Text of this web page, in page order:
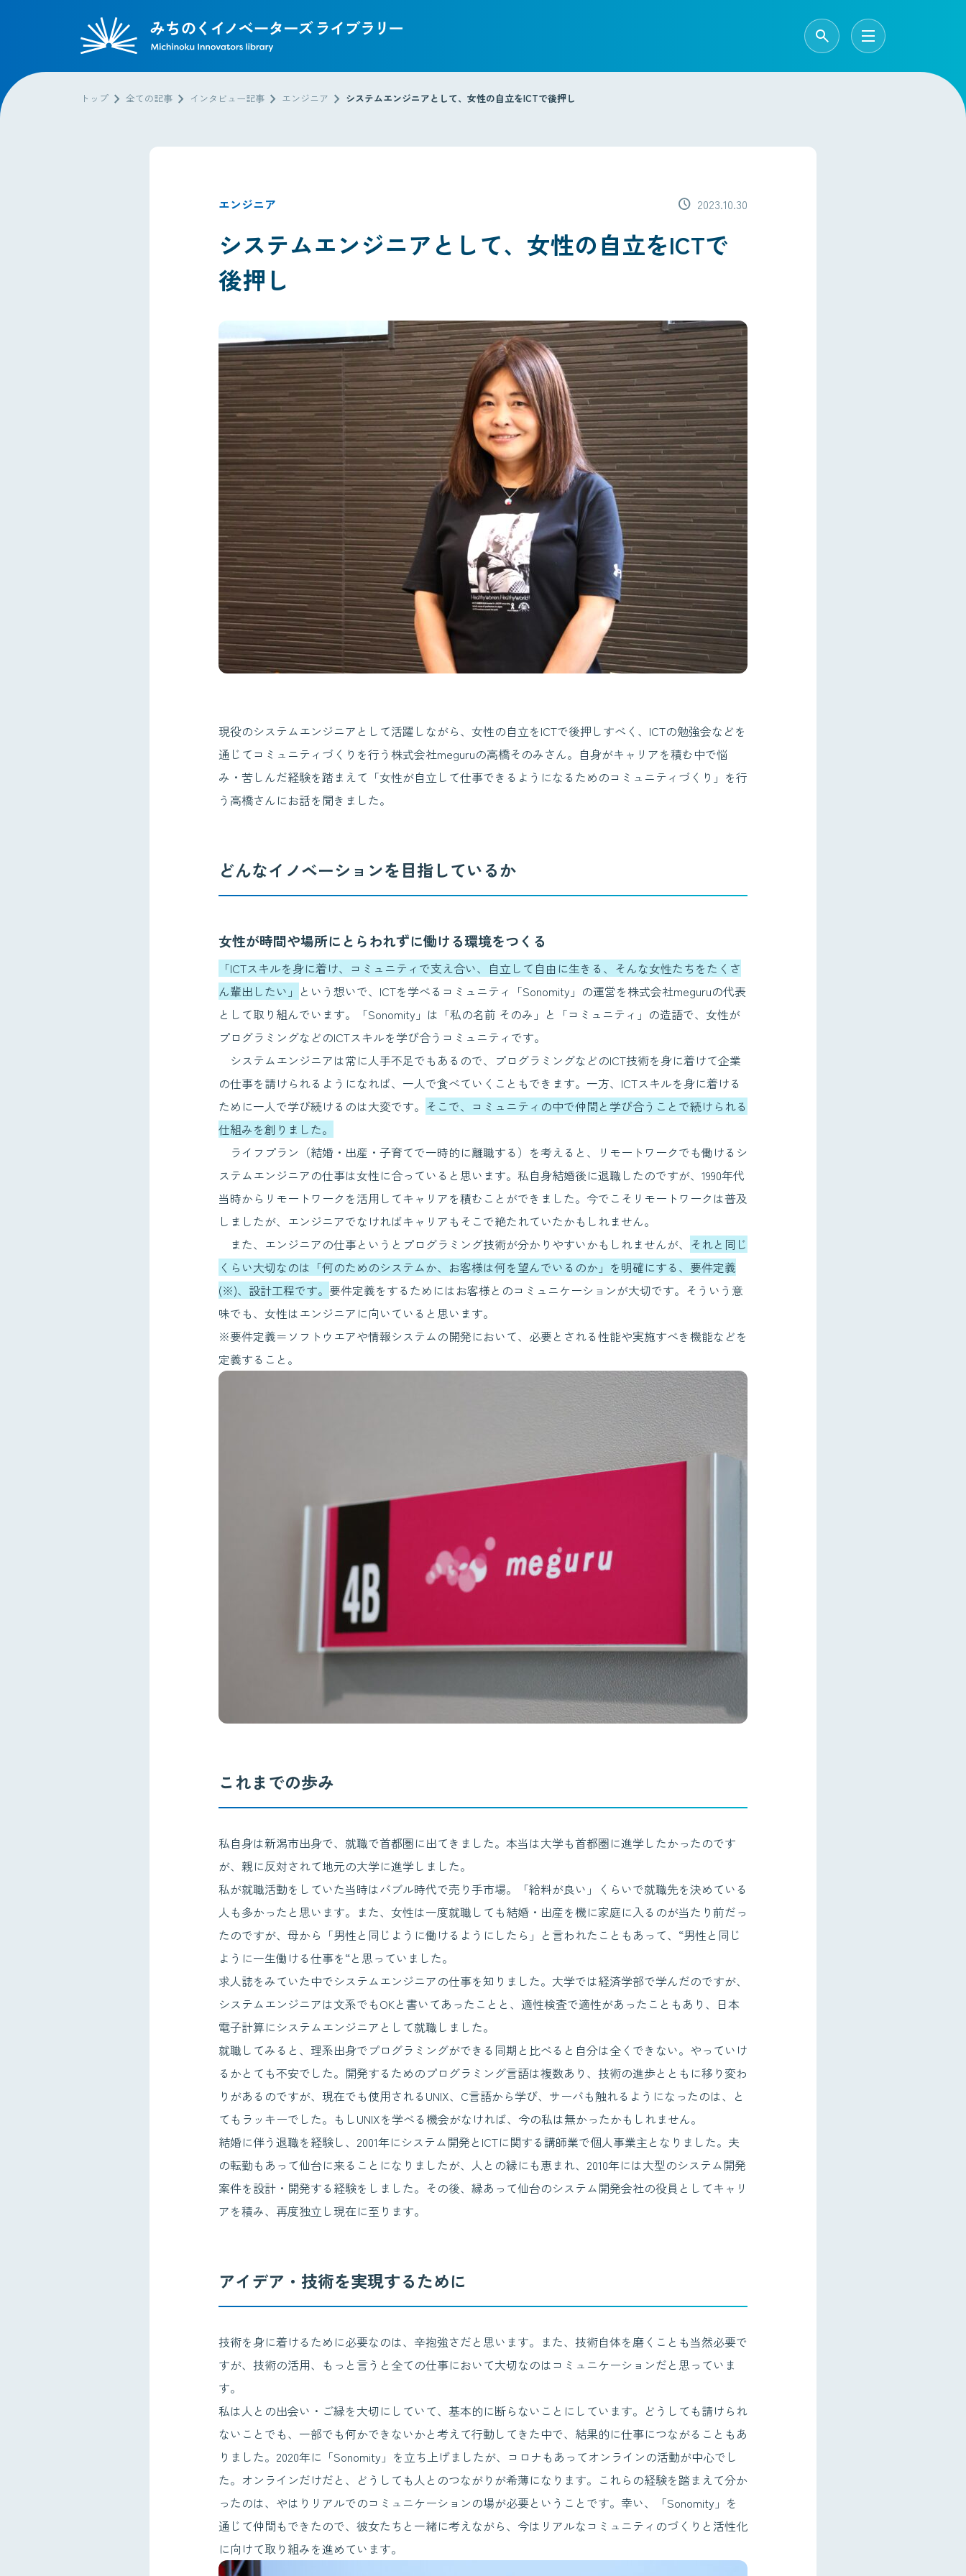
トップ chevron_right 全ての記事 chevron_right インタビュー記事 chevron_right エンジニア chevron_right システムエンジニアとして、女性の自立をICTで後押し
エンジニア schedule 2023.10.30
システムエンジニアとして、女性の自立をICTで
後押し
現役のシステムエンジニアとして活躍しながら、女性の自立をICTで後押しすべく、ICTの勉強会などを
通じてコミュニティづくりを行う株式会社meguruの高橋そのみさん。自身がキャリアを積む中で悩
み・苦しんだ経験を踏まえて「女性が自立して仕事できるようになるためのコミュニティづくり」を行
う高橋さんにお話を聞きました。
どんなイノベーションを目指しているか
女性が時間や場所にとらわれずに働ける環境をつくる
「ICTスキルを身に着け、コミュニティで支え合い、自立して自由に生きる、そんな女性たちをたくさ
ん輩出したい」 という想いで、ICTを学べるコミュニティ「Sonomity」の運営を株式会社meguruの代表
として取り組んでいます。「Sonomity」は「私の名前 そのみ」と「コミュニティ」の造語で、女性が
プログラミングなどのICTスキルを学び合うコミュニティです。
システムエンジニアは常に人手不足でもあるので、プログラミングなどのICT技術を身に着けて企業
の仕事を請けられるようになれば、一人で食べていくこともできます。一方、ICTスキルを身に着ける
ために一人で学び続けるのは大変です。 そこで、コミュニティの中で仲間と学び合うことで続けられる
仕組みを創りました。
ライフプラン（結婚・出産・子育てで一時的に離職する）を考えると、リモートワークでも働けるシ
ステムエンジニアの仕事は女性に合っていると思います。私自身結婚後に退職したのですが、1990年代
当時からリモートワークを活用してキャリアを積むことができました。今でこそリモートワークは普及
しましたが、エンジニアでなければキャリアもそこで絶たれていたかもしれません。
また、エンジニアの仕事というとプログラミング技術が分かりやすいかもしれませんが、 それと同じ
くらい大切なのは「何のためのシステムか、お客様は何を望んでいるのか」を明確にする、要件定義
(※)、設計工程です。 要件定義をするためにはお客様とのコミュニケーションが大切です。そういう意
味でも、女性はエンジニアに向いていると思います。
※要件定義＝ソフトウエアや情報システムの開発において、必要とされる性能や実施すべき機能などを
定義すること。
これまでの歩み
私自身は新潟市出身で、就職で首都圏に出てきました。本当は大学も首都圏に進学したかったのです
が、親に反対されて地元の大学に進学しました。
私が就職活動をしていた当時はバブル時代で売り手市場。「給料が良い」くらいで就職先を決めている
人も多かったと思います。また、女性は一度就職しても結婚・出産を機に家庭に入るのが当たり前だっ
たのですが、母から「男性と同じように働けるようにしたら」と言われたこともあって、“男性と同じ
ように一生働ける仕事を“と思っていました。
求人誌をみていた中でシステムエンジニアの仕事を知りました。大学では経済学部で学んだのですが、
システムエンジニアは文系でもOKと書いてあったことと、適性検査で適性があったこともあり、日本
電子計算にシステムエンジニアとして就職しました。
就職してみると、理系出身でプログラミングができる同期と比べると自分は全くできない。やっていけ
るかとても不安でした。開発するためのプログラミング言語は複数あり、技術の進歩とともに移り変わ
りがあるのですが、現在でも使用されるUNIX、C言語から学び、サーバも触れるようになったのは、と
てもラッキーでした。もしUNIXを学べる機会がなければ、今の私は無かったかもしれません。
結婚に伴う退職を経験し、2001年にシステム開発とICTに関する講師業で個人事業主となりました。夫
の転勤もあって仙台に来ることになりましたが、人との縁にも恵まれ、2010年には大型のシステム開発
案件を設計・開発する経験をしました。その後、縁あって仙台のシステム開発会社の役員としてキャリ
アを積み、再度独立し現在に至ります。
アイデア・技術を実現するために
技術を身に着けるために必要なのは、辛抱強さだと思います。また、技術自体を磨くことも当然必要で
すが、技術の活用、もっと言うと全ての仕事において大切なのはコミュニケーションだと思っていま
す。
私は人との出会い・ご縁を大切にしていて、基本的に断らないことにしています。どうしても請けられ
ないことでも、一部でも何かできないかと考えて行動してきた中で、結果的に仕事につながることもあ
りました。2020年に「Sonomity」を立ち上げましたが、コロナもあってオンラインの活動が中心でし
た。オンラインだけだと、どうしても人とのつながりが希薄になります。これらの経験を踏まえて分か
ったのは、やはりリアルでのコミュニケーションの場が必要ということです。幸い、「Sonomity」を
通じて仲間もできたので、彼女たちと一緒に考えながら、今はリアルなコミュニティのづくりと活性化
に向けて取り組みを進めています。